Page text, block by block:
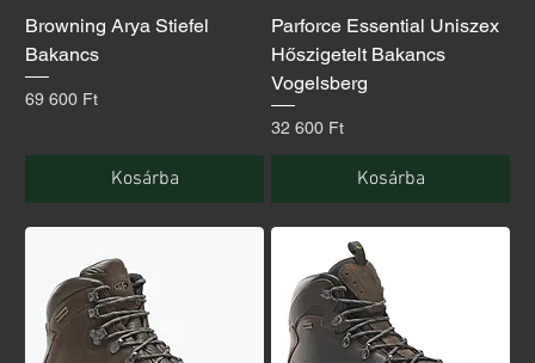
Browning Arya Stiefel
Bakancs
Ár
69 600 Ft
Kosárba
Parforce Essential Uniszex
Hőszigetelt Bakancs
Vogelsberg
Ár
32 600 Ft
Kosárba